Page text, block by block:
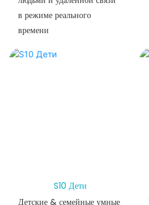
в режиме реального
времени
S10 Дети
Детские & семейные умные